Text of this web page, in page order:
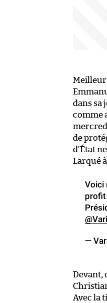
Meilleur
dans sa
comme
de
d’État
Larqué
Voici
profit
—
Devant,
Avec la